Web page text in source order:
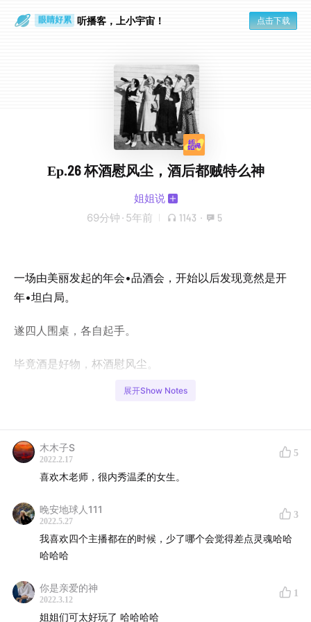
眼睛好累 听播客，上小宇宙！ 点击下载
Ep.26 杯酒慰风尘，酒后都贼特么神
姐姐说
69分钟 · 5年前 1143 · 5
一场由美丽发起的年会•品酒会，开始以后发现竟然是开
年•坦白局。
遂四人围桌，各自起手。
毕竟酒是好物，杯酒慰风尘。
几杯美酒下肚，四个主播舒舒坦坦，坦诚相待，袒露心
我俗世殇。
酒是气氛担当。当着酒桌，回望人生，红白清酒不同模
样。劝斜阳，留晚照，桃李春风，江湖夜雨，句句是它，
杯杯不离。求得金樽玉碗琥珀光，白日放歌夜断肠。
最后的最后，是四杯相碰的新年愿望。
展开Show Notes
木木子S
2022.2.17
5
喜欢木老师，很内秀温柔的女生。
晚安地球人111
2022.5.27
3
我喜欢四个主播都在的时候，少了哪个会觉得差点灵魂哈哈
哈哈哈
你是亲爱的神
2022.3.12
1
姐姐们可太好玩了 哈哈哈哈